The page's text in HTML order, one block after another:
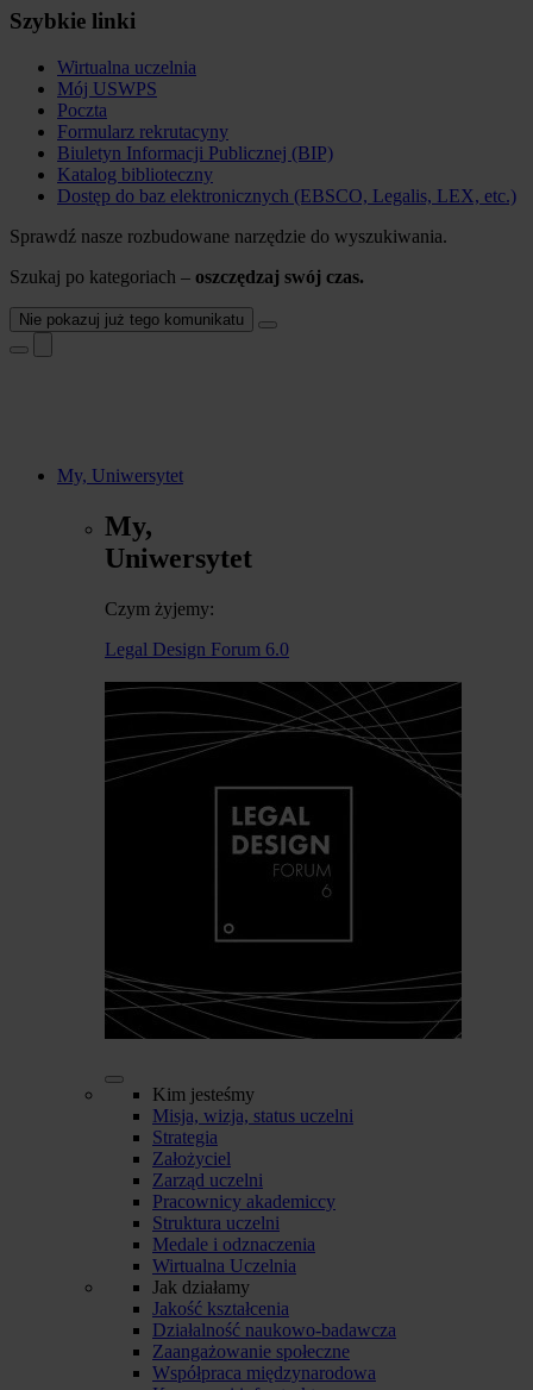
Szybkie linki
Wirtualna uczelnia
Mój USWPS
Poczta
Formularz rekrutacyny
Biuletyn Informacji Publicznej (BIP)
Katalog biblioteczny
Dostęp do baz elektronicznych (EBSCO, Legalis, LEX, etc.)
Sprawdź nasze rozbudowane narzędzie do wyszukiwania.
Szukaj po kategoriach – oszczędzaj swój czas.
Nie pokazuj już tego komunikatu
My, Uniwersytet
My,
Uniwersytet
Czym żyjemy:
Legal Design Forum 6.0
Kim jesteśmy
Misja, wizja, status uczelni
Strategia
Założyciel
Zarząd uczelni
Pracownicy akademiccy
Struktura uczelni
Medale i odznaczenia
Wirtualna Uczelnia
Jak działamy
Jakość kształcenia
Działalność naukowo-badawcza
Zaangażowanie społeczne
Współpraca międzynarodowa